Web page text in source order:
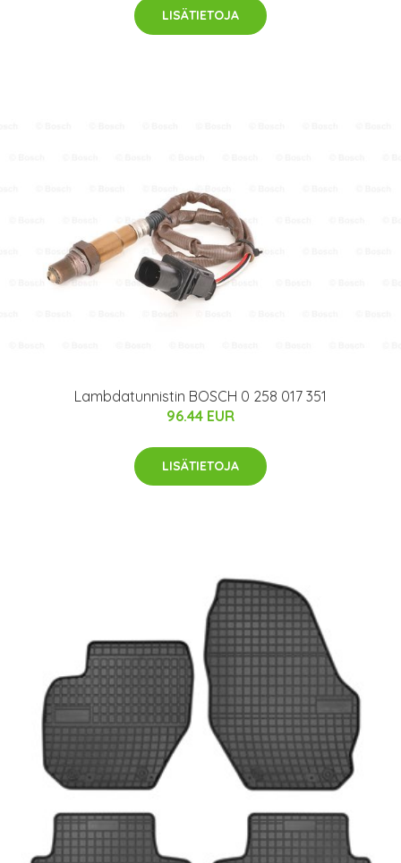
LISÄTIETOJA
Lambdatunnistin BOSCH 0 258 017 351
96.44 EUR
LISÄTIETOJA